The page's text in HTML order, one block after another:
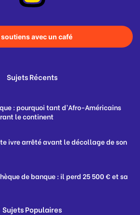
soutiens avec un café
Sujets Récents
: pourquoi tant d’Afro-Américains
le continent
ivre arrêté avant le décollage de son
de banque : il perd 25 500 € et sa
Sujets Populaires